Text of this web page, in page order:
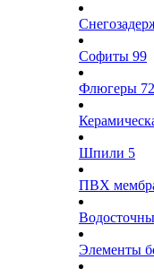
Софиты 99
Флюгеры 72
Шпили 5
ПВХ
Элементы